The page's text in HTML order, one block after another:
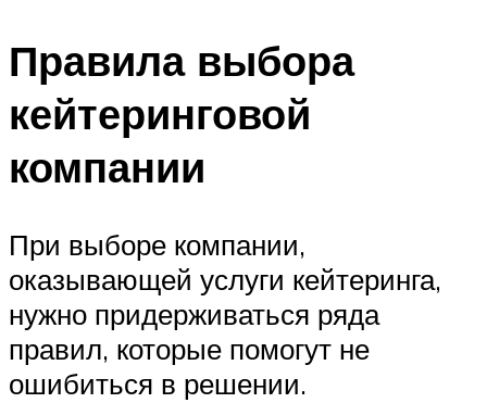
Правила выбора
кейтеринговой
компании
При выборе компании,
оказывающей услуги кейтеринга,
нужно придерживаться ряда
правил, которые помогут не
ошибиться в решении.